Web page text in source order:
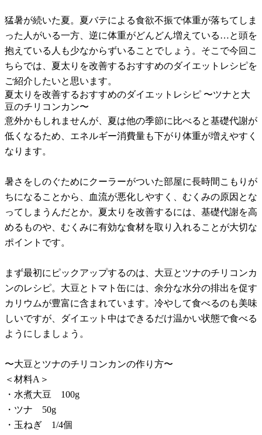
猛暑が続いた夏。夏バテによる食欲不振で体重が落ちてしま
った人がいる一方、逆に体重がどんどん増えている…と頭を
抱えている人も少なからずいることでしょう。そこで今回こ
ちらでは、夏太りを改善するおすすめのダイエットレシピを
ご紹介したいと思います。
夏太りを改善するおすすめのダイエットレシピ 〜ツナと大
豆のチリコンカン〜
意外かもしれませんが、夏は他の季節に比べると基礎代謝が
低くなるため、エネルギー消費量も下がり体重が増えやすく
なります。
暑さをしのぐためにクーラーがついた部屋に長時間こもりが
ちになることから、血流が悪化しやすく、むくみの原因とな
ってしまうんだとか。夏太りを改善するには、基礎代謝を高
めるものや、むくみに有効な食材を取り入れることが大切な
ポイントです。
まず最初にピックアップするのは、大豆とツナのチリコンカ
ンのレシピ。大豆とトマト缶には、余分な水分の排出を促す
カリウムが豊富に含まれています。冷やして食べるのも美味
しいですが、ダイエット中はできるだけ温かい状態で食べる
ようにしましょう。
〜大豆とツナのチリコンカンの作り方〜
＜材料A＞
・水煮大豆 100g
・ツナ 50g
・玉ねぎ 1/4個